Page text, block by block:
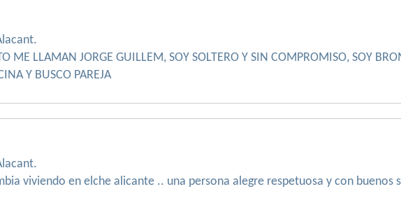
ME LLAMAN JORGE GUILLEM, SOY SOLTERO Y SIN COMPROMISO, SOY
Y BUSCO PAREJA
viviendo en elche alicante .. una persona alegre respetuosa y con